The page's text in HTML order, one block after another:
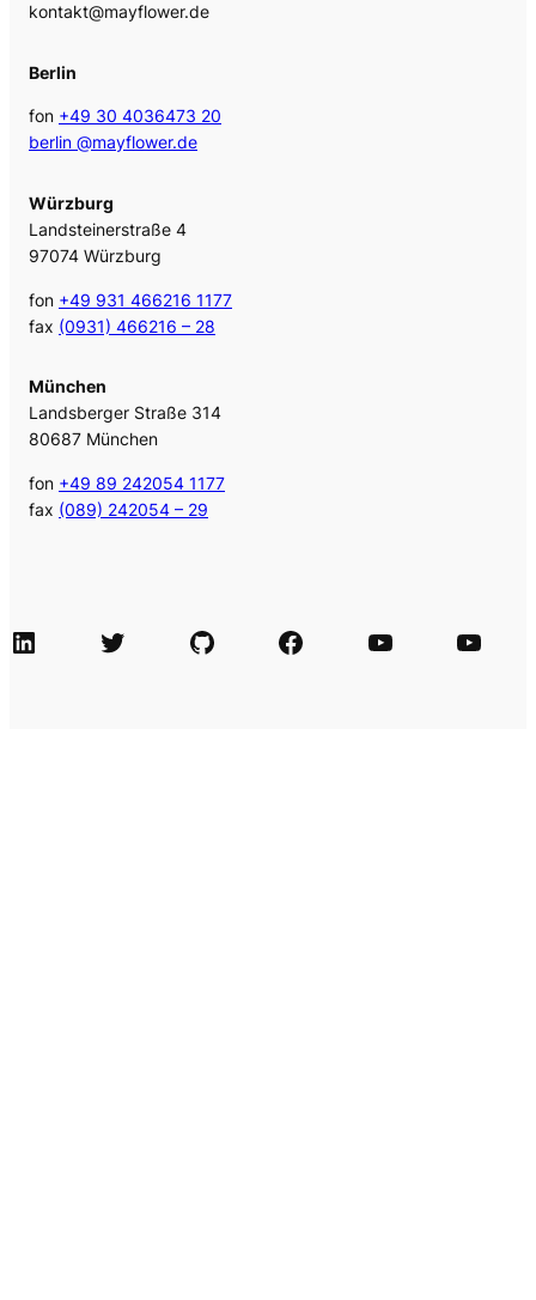
kontakt@mayflower.de
Berlin
fon +49 30 4036473 20
berlin @mayflower.de
Würzburg
Landsteinerstraße 4
97074 Würzburg
fon +49 931 466216 1177
fax (0931) 466216 – 28
München
Landsberger Straße 314
80687 München
fon +49 89 242054 1177
fax (089) 242054 – 29
LinkedIn Twitter GitHub Facebook Agile Videos Tech-Videos